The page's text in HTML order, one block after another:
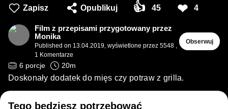
Zapisz Opublikuj 👍 45 ❤ 4
Film z przepisami przygotowany przez
Monika
Published on 13.04.2019, wyświetlone przez 5548 ,
1 Komentarze
Obserwuj
6 porcje 20m
Doskonały dodatek do mięs czy potraw z grilla.
Tego będziesz potrzebować